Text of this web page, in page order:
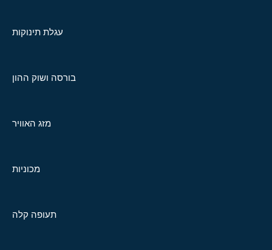
עגלת תינוקות
בורסה ושוק ההון
מזג האוויר
מכוניות
תעופה קלה